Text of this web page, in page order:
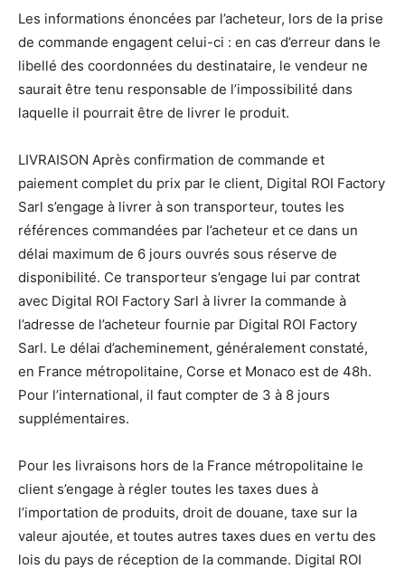
Les informations énoncées par l’acheteur, lors de la prise
de commande engagent celui-ci : en cas d’erreur dans le
libellé des coordonnées du destinataire, le vendeur ne
saurait être tenu responsable de l’impossibilité dans
laquelle il pourrait être de livrer le produit.
LIVRAISON Après confirmation de commande et
paiement complet du prix par le client, Digital ROI Factory
Sarl s’engage à livrer à son transporteur, toutes les
références commandées par l’acheteur et ce dans un
délai maximum de 6 jours ouvrés sous réserve de
disponibilité. Ce transporteur s’engage lui par contrat
avec Digital ROI Factory Sarl à livrer la commande à
l’adresse de l’acheteur fournie par Digital ROI Factory
Sarl. Le délai d’acheminement, généralement constaté,
en France métropolitaine, Corse et Monaco est de 48h.
Pour l’international, il faut compter de 3 à 8 jours
supplémentaires.
Pour les livraisons hors de la France métropolitaine le
client s’engage à régler toutes les taxes dues à
l’importation de produits, droit de douane, taxe sur la
valeur ajoutée, et toutes autres taxes dues en vertu des
lois du pays de réception de la commande. Digital ROI